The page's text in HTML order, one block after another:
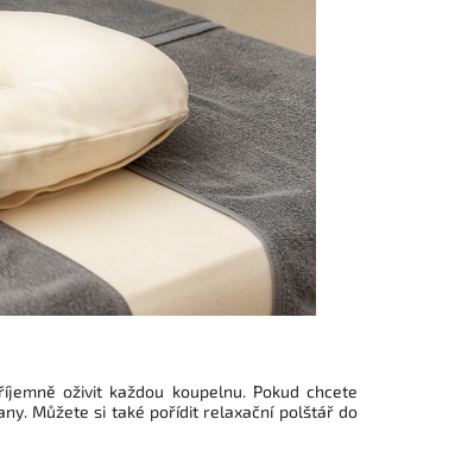
oživit každou koupelnu. Pokud chcete
Můžete si také pořídit relaxační polštář do